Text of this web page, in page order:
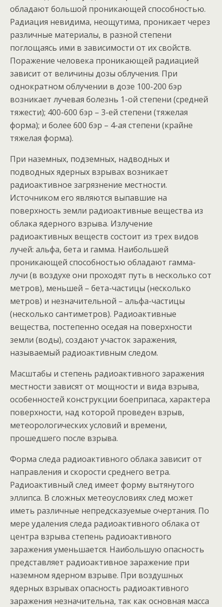
обладают большой проникающей способностью.
Радиация невидима, неощутима, проникает через
различные материалы, в разной степени
поглощаясь ими в зависимости от их свойств.
Поражение человека проникающей радиацией
зависит от величины дозы облучения. При
однократном облучении в дозе 100-200 бэр
возникает лучевая болезнь 1-ой степени (средней
тяжести); 400-600 бэр – 3-ей степени (тяжелая
форма); и более 600 бэр – 4-ая степени (крайне
тяжелая форма).
При наземных, подземных, надводных и
подводных ядерных взрывах возникает
радиоактивное загрязнение местности.
Источником его являются выпавшие на
поверхность земли радиоактивные вещества из
облака ядерного взрыва. Излучение
радиоактивных веществ состоит из трех видов
лучей: альфа, бета и гамма. Наибольшей
проникающей способностью обладают гамма-
лучи (в воздухе они проходят путь в несколько сот
метров), меньшей – бета-частицы (несколько
метров) и незначительной – альфа-частицы
(несколько сантиметров). Радиоактивные
вещества, постепенно оседая на поверхности
земли (воды), создают участок заражения,
называемый радиоактивным следом.
Масштабы и степень радиоактивного заражения
местности зависят от мощности и вида взрыва,
особенностей конструкции боеприпаса, характера
поверхности, над которой проведен взрыв,
метеорологических условий и времени,
прошедшего после взрыва.
Форма следа радиоактивного облака зависит от
направления и скорости среднего ветра.
Радиоактивный след имеет форму вытянутого
эллипса. В сложных метеоусловиях след может
иметь различные непредсказуемые очертания. По
мере удаления следа радиоактивного облака от
центра взрыва степень радиоактивного
заражения уменьшается. Наибольшую опасность
представляет радиоактивное заражение при
наземном ядерном взрыве. При воздушных
ядерных взрывах опасность радиоактивного
заражения незначительна, так как основная масса